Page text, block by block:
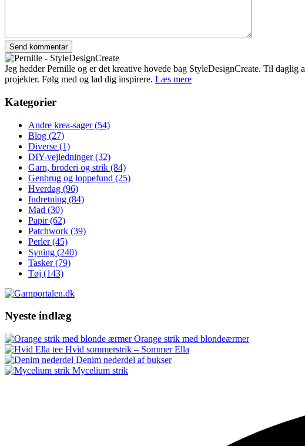
Jeg hedder Pernille og er det kreative hovede bag StyleDesignCreate. Til
projekter. Følg med og lad dig inspirere. Læs mere
Kategorier
Andre krea-sager(54)
Blog (27)
Diverse (1)
DIY-vejledninger(32)
Garn, broderi og strik (84)
Genbrug og loppefund (25)
Hverdag (96)
Indretning (84)
Mad (30)
Papir(62)
Patchwork (39)
Perler(45)
Syning (240)
Tasker(79)
Tøj (143)
Nyeste indlæg
Orange strik med blondeærmer
Hvid sommerstrik – Sommer Ella
Denim nederdel af bukser
Mycelium strik